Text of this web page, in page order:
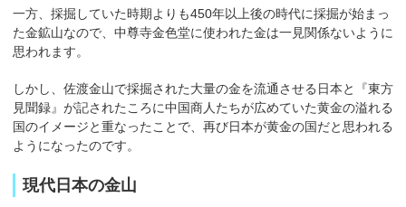
一方、採掘していた時期よりも450年以上後の時代に採掘が始まっ
た金鉱山なので、中尊寺金色堂に使われた金は一見関係ないように
思われます。
しかし、佐渡金山で採掘された大量の金を流通させる日本と『東方
見聞録』が記されたころに中国商人たちが広めていた黄金の溢れる
国のイメージと重なったことで、再び日本が黄金の国だと思われる
ようになったのです。
現代日本の金山